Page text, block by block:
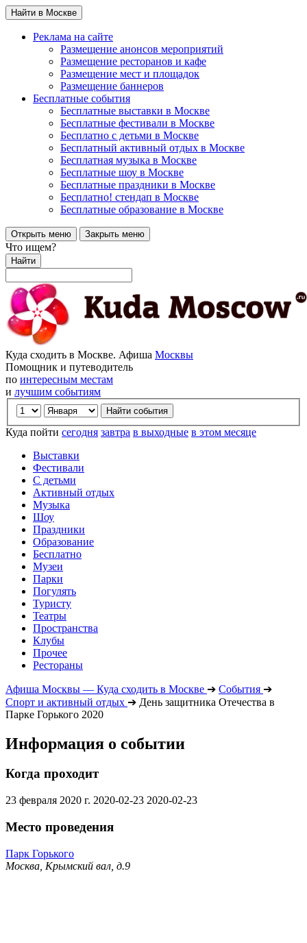
Найти в Москве
Реклама на сайте
Размещение анонсов мероприятий
Размещение ресторанов и кафе
Размещение мест и площадок
Размещение баннеров
Бесплатные события
Бесплатные выставки в Москве
Бесплатные фестивали в Москве
Бесплатно с детьми в Москве
Бесплатный активный отдых в Москве
Бесплатная музыка в Москве
Бесплатные шоу в Москве
Бесплатные праздники в Москве
Бесплатно! стендап в Москве
Бесплатные образование в Москве
Открыть меню Закрыть меню
Что ищем?
Найти
Куда сходить в Москве. Афиша Москвы
Помощник и путеводитель
по интересным местам
и лучшим событиям
Куда пойти сегодня завтра в выходные в этом месяце
Выставки
Фестивали
С детьми
Активный отдых
Музыка
Шоу
Праздники
Образование
Бесплатно
Музеи
Парки
Погулять
Туристу
Театры
Пространства
Клубы
Прочее
Рестораны
Афиша Москвы — Куда сходить в Москве ➔ События ➔
Спорт и активный отдых ➔ День защитника Отечества в
Парке Горького 2020
Информация о событии
Когда проходит
23 февраля 2020 г. 2020-02-23 2020-02-23
Место проведения
Парк Горького
Москва, Крымский вал, д.9